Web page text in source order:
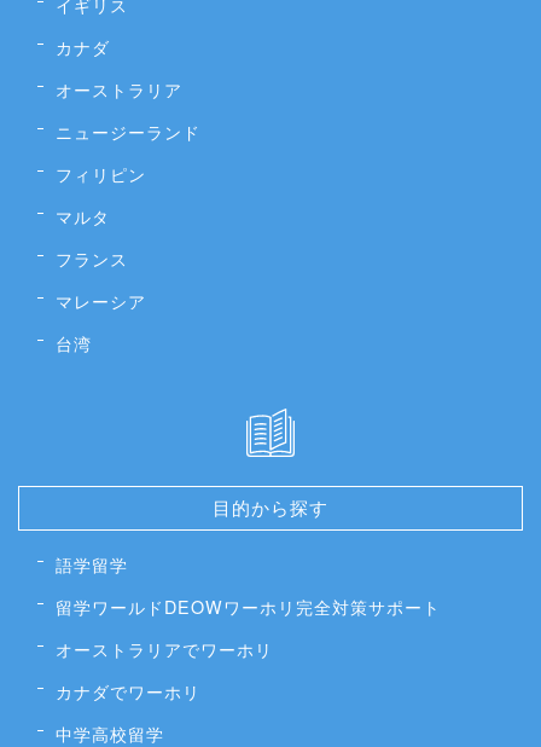
カナダ
オーストラリア
ニュージーランド
フィリピン
マルタ
フランス
マレーシア
台湾
目的から探す
語学留学
留学ワールドDEOWワーホリ完全対策サポート
オーストラリアでワーホリ
カナダでワーホリ
中学高校留学